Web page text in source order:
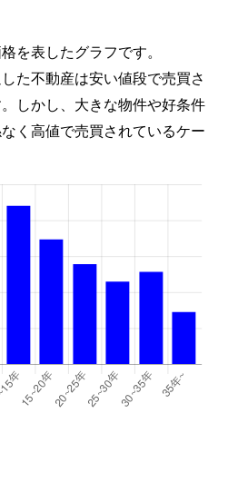
を表したグラフです。
た不動産は安い値段で売買さ
しかし、大きな物件や好条件
く高値で売買されているケー